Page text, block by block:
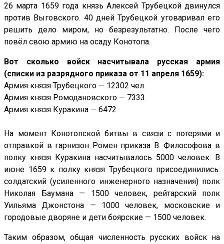
26 марта 1659 года князь Алексей Трубецкой двинулся
против Выговского. 40 дней Трубецкой уговаривал его
решить дело миром, но безрезультатно. После чего
повёл свою армию на осаду Конотопа.
Вот сколько войск насчитывала русская армия
(списки из разрядного приказа от 11 апреля 1659):
Армия князя Трубецкого — 12302 чел.
Армия князя Ромодановского — 7333.
Армия князя Куракина — 6472.
На момент Конотопской битвы в связи с потерями и
отправкой в гарнизон Ромен приказа В. Философова в
полку князя Куракина насчитывалось 5000 человек. В
июне 1659 к полку князя Трубецкого присоединились:
солдатский (усиленного инженерного назначения) полк
Николая Баумана — 1500 человек, рейтарский полк
Уильяма Джонстона — 1000 человек, московские и
городовые дворяне и дети боярские — 1500 человек.
Таким образом, общая численность русских войск на